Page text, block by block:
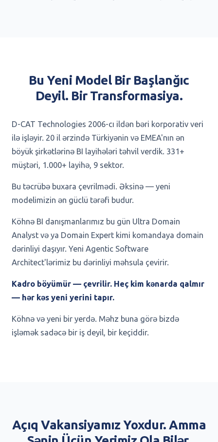
Bu Yeni Model Bir Başlanğıc
Deyil. Bir Transformasiya.
D-CAT Technologies 2006-cı ildən bəri korporativ veri
ilə işləyir. 20 il ərzində Türkiyənin və EMEA'nın ən
böyük şirkətlərinə BI layihələri təhvil verdik. 331+
müştəri, 1.000+ layihə, 9 sektor.
Bu təcrübə buxara çevrilmədi. Əksinə — yeni
modelimizin ən güclü tərəfi budur.
Köhnə BI danışmanlarımız bu gün Ultra Domain
Analyst və ya Domain Expert kimi komandaya domain
dərinliyi daşıyır. Yeni Agentic Software
Architect'lərimiz bu dərinliyi məhsula çevirir.
Kadro böyümür — çevrilir. Heç kim kənarda qalmır
— hər kəs yeni yerini tapır.
Köhnə və yeni bir yerdə. Məhz buna görə bizdə
işləmək sadəcə bir iş deyil, bir keçiddir.
Açıq Vakansiyamız Yoxdur. Amma